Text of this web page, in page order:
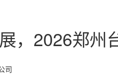
，2026郑州